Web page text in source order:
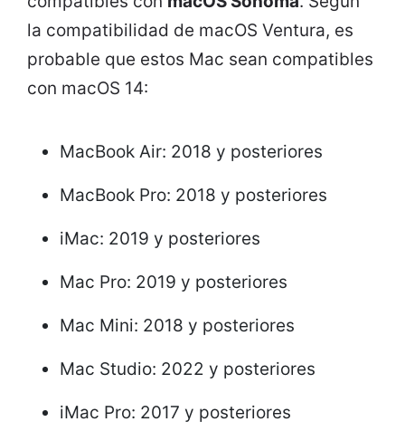
la compatibilidad de macOS Ventura, es
probable que estos Mac sean compatibles
con macOS 14:
MacBook Air: 2018 y posteriores
MacBook Pro: 2018 y posteriores
iMac: 2019 y posteriores
Mac Pro: 2019 y posteriores
Mac Mini: 2018 y posteriores
Mac Studio: 2022 y posteriores
iMac Pro: 2017 y posteriores